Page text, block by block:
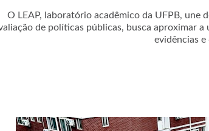
O LEAP, laboratório acadêmico da UFPB, une
de políticas públicas, busca aproximar
evidências